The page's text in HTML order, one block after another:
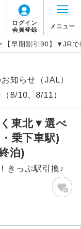
ログイン
会員登録
メニュー
【早期割引90】▼JR
知らせ（JAL）
8/10、8/11）
東北▼選べ
乗下車駅)
泊)
きっぷ駅引換♪
明
から復路到着空港
す。
から最終日出発空港
同行します。
、車内での観光案内